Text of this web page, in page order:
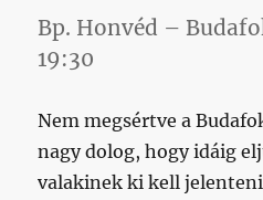
Bp. Honvéd –
19:30
Nem megsértve a
nagy dolog, hogy idáig
valakinek ki kell